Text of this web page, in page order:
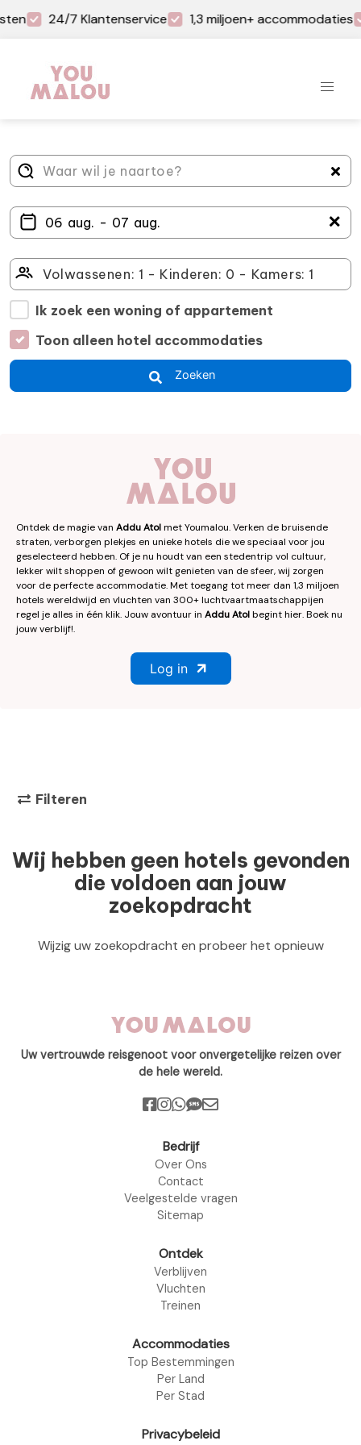
24/7 Klantenservice 1,3 miljoen+ accommodaties
＋
Ik zoek een woning of appartement
Toon alleen hotel accommodaties
Zoeken
Ontdek de magie van Addu Atolmet Youmalou. Verken de bruisende
straten, verborgen plekjes en unieke hotels die we speciaal voor jou
geselecteerd hebben. Of je nu houdt van een stedentrip vol cultuur,
lekker wilt shoppen of gewoon wilt genieten van de sfeer, wij zorgen
voor de perfecte accommodatie. Met toegang tot meer dan 1,3 miljoen
hotels wereldwijd en vluchten van 300+ luchtvaartmaatschappijen
regel je alles in één klik. Jouw avontuur in Addu Atolbegint hier. Boek nu
jouw verblijf!.
Log in
Filteren
Wij hebben geen hotels gevonden
die voldoen aan jouw
zoekopdracht
Wijzig uw zoekopdracht en probeer het opnieuw
Uw vertrouwde reisgenoot voor onvergetelijke reizen over
de hele wereld.
Bedrijf
Over Ons
Contact
Veelgestelde vragen
Sitemap
Ontdek
Verblijven
Vluchten
Treinen
Accommodaties
Top Bestemmingen
Per Land
Per Stad
Privacybeleid